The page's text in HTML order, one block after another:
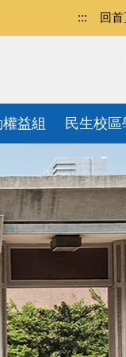
益組 民生校區
::: 回